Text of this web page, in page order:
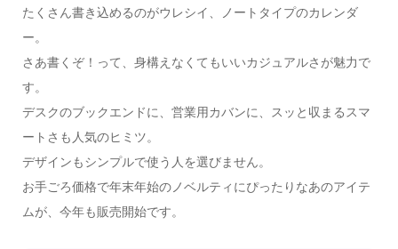
たくさん書き込めるのがウレシイ、ノートタイプのカレンダ
ー。
さあ書くぞ！って、身構えなくてもいいカジュアルさが魅力で
す。
デスクのブックエンドに、営業用カバンに、スッと収まるスマ
ートさも人気のヒミツ。
デザインもシンプルで使う人を選びません。
お手ごろ価格で年末年始のノベルティにぴったりなあのアイテ
ムが、今年も販売開始です。